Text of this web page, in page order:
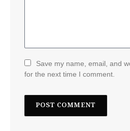
Save my name, email, and
for the next time I comment.